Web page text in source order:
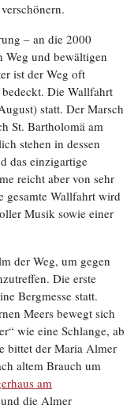
– an die 2000
Weg und bewältigen
ist der Weg oft
Die Wallfahrt
statt. Der Marsch
St. Bartholomä am
stehen in dessen
das einzigartige
reicht aber von sehr
gesamte Wallfahrt wird
Musik sowie einer
der Weg, um gegen
Die erste
Bergmesse statt.
Meers bewegt sich
wie eine Schlange, ab
bittet der Maria Almer
altem Brauch um
am
die Almer